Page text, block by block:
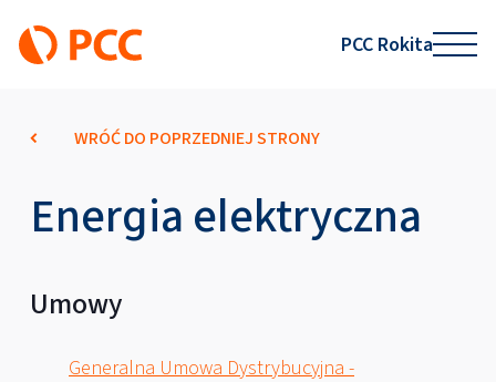
PCC Rokita
WRÓĆ DO POPRZEDNIEJ STRONY
Energia elektryczna
Umowy
Generalna Umowa Dystrybucyjna -